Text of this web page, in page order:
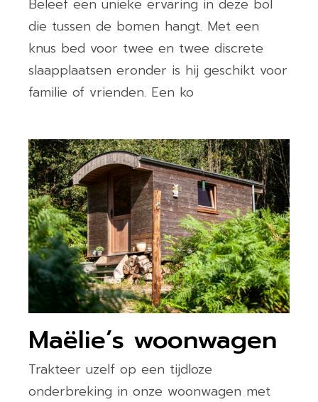
Beleef een unieke ervaring in deze bol
die tussen de bomen hangt. Met een
knus bed voor twee en twee discrete
slaapplaatsen eronder is hij geschikt voor
familie of vrienden. Een ko
Maëlie’s woonwagen
Trakteer uzelf op een tijdloze
onderbreking in onze woonwagen met